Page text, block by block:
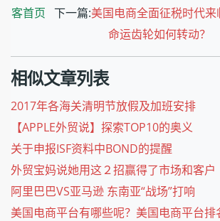
客首页 下一篇:美国电商全面征税时代
命运齿轮如何转动？
相似文章列表
2017年各海关清明节放假及加班安排
【APPLE外贸说】探索TOP10的奥义
关于申报ISF资料中BOND的提醒
外贸宝妈说她用这２招赢得了市场和客户
阿里巴巴VS亚马逊 东南亚“战场”打响
美国电商平台有哪些呢？美国电商平台排